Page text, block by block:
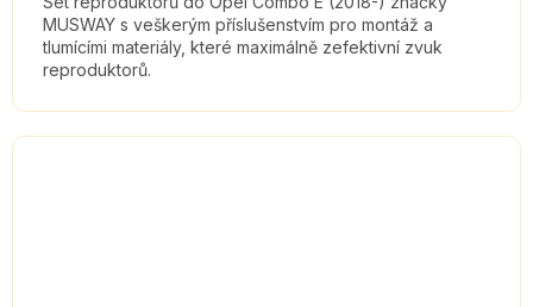
MUSWAY s veškerým příslušenstvím pro montáž a
tlumícími materiály, které maximálně zefektivní zvuk
reproduktorů.